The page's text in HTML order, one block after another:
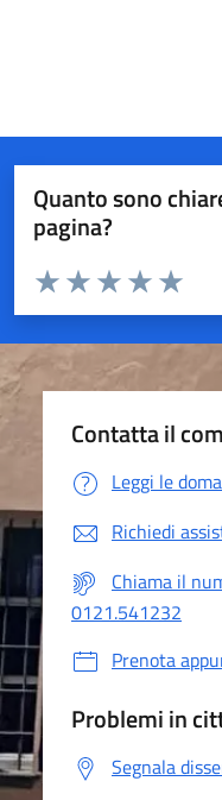
Quanto sono
pagina?
Valuta da 1 a 5 stelle la
Valuta
Valuta 4
Valuta 3 stelle
Valuta 2 stelle su 5
Valuta 1 stelle su 5
Contatta il
Leggi le
Richiedi
Chiama il
0121.541232
Prenota
Problemi in
Segnala